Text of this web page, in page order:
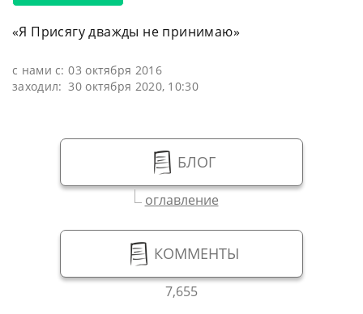
«Я Присягу дважды не принимаю»
с нами с: 03 октября 2016
заходил: 30 октября 2020, 10:30
БЛОГ
оглавление
КОММЕНТЫ
7,655